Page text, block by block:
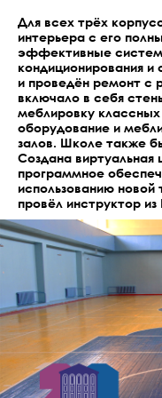
Для всех трёх
интерьера с его
эффективные
кондиционирования
и проведён ремонт с
включало в себя
меблировку
оборудование и
залов. Школе также
Создана
программное
использованию новой
провёл инструктор из